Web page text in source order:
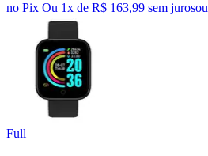
no Pix Ou 1x de R$ 163,99 sem jurosou
Full